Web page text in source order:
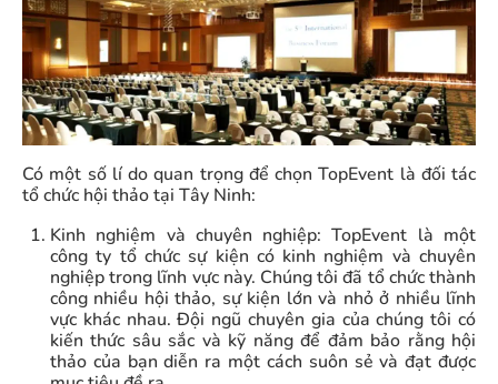
Có một số lí do quan trọng để chọn TopEvent là đối tác
tổ chức hội thảo tại Tây Ninh:
Kinh nghiệm và chuyên nghiệp: TopEvent là một
công ty tổ chức sự kiện có kinh nghiệm và chuyên
nghiệp trong lĩnh vực này. Chúng tôi đã tổ chức thành
công nhiều hội thảo, sự kiện lớn và nhỏ ở nhiều lĩnh
vực khác nhau. Đội ngũ chuyên gia của chúng tôi có
kiến thức sâu sắc và kỹ năng để đảm bảo rằng hội
thảo của bạn diễn ra một cách suôn sẻ và đạt được